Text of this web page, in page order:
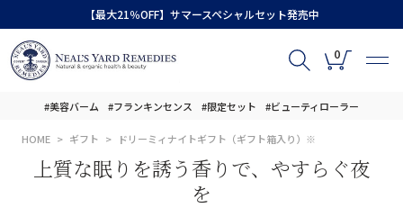
【最大21％OFF】サマースペシャルセット発売中
0
#美容バーム #フランキンセンス #限定セット #ビューティローラー
HOME ギフト ドリーミィナイトギフト（ギフト箱入り）※
上質な眠りを誘う香りで、やすらぐ夜
を